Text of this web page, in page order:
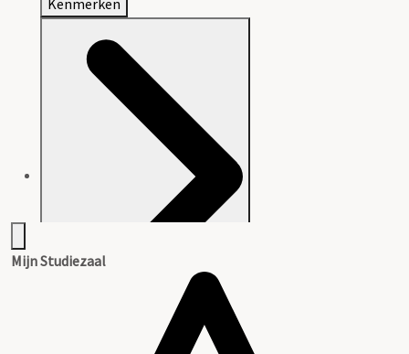
Aanwijzingen voor de gebruiker
Mijn Studiezaal